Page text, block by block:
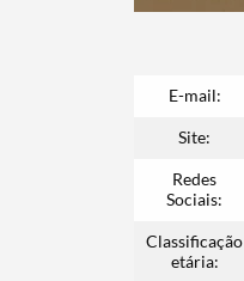
E-mail:
Site:
Redes
Sociais:
Classificação
etária: